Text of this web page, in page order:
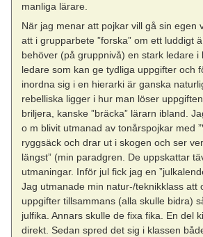
manliga lärare.
När jag menar att pojkar vill gå sin egen
att i grupparbete ”forska” om ett luddigt
behöver (på gruppnivå) en stark ledare i
ledare som kan ge tydliga uppgifter och
inordna sig i en hierarki är ganska
rebelliska ligger i hur man löser
briljera, kanske ”bräcka” lärarn ibland.
o m blivit utmanad av tonårspojkar med
ryggsäck och drar ut i skogen och ser
längst” (min paradgren. De uppskattar
utmaningar. Inför jul fick jag en
Jag utmanade min natur-/teknikklass att
uppgifter tillsammans (alla skulle bidra)
julfika. Annars skulle de fixa fika. En del
direkt. Sedan spred det sig i klassen